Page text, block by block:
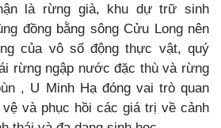
là rừng già, khu dự trữ sinh
đồng bằng sông Cửu Long nên
của vô số động thực vật, quý
rừng ngập nước đặc thù và rừng
, U Minh Hạ đóng vai trò quan
và phục hồi các giá trị về cảnh